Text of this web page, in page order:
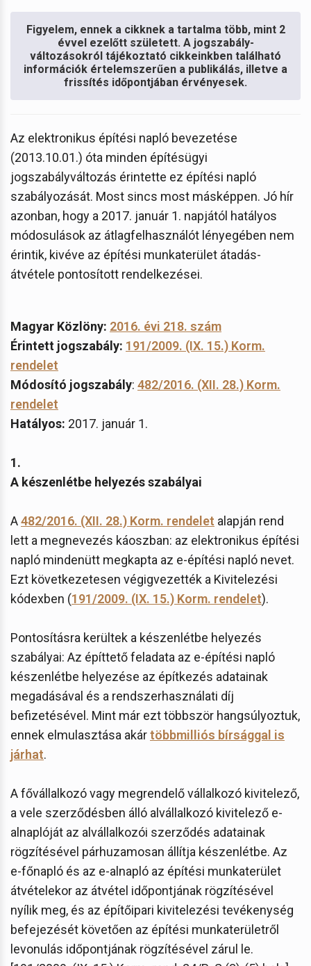
Figyelem, ennek a cikknek a tartalma több, mint 2
évvel ezelőtt született. A jogszabály-
változásokról tájékoztató cikkeinkben található
információk értelemszerűen a publikálás, illetve a
frissítés időpontjában érvényesek.
Az elektronikus építési napló bevezetése
(2013.10.01.) óta minden építésügyi
jogszabályváltozás érintette ez építési napló
szabályozását. Most sincs most másképpen. Jó hír
azonban, hogy a 2017. január 1. napjától hatályos
módosulások az átlagfelhasználót lényegében nem
érintik, kivéve az építési munkaterület átadás-
átvétele pontosított rendelkezései.
Magyar Közlöny: 2016. évi 218. szám
Érintett jogszabály: 191/2009. (IX. 15.) Korm.
rendelet
Módosító jogszabály: 482/2016. (XII. 28.) Korm.
rendelet
Hatályos: 2017. január 1.
1.
A készenlétbe helyezés szabályai
A482/2016. (XII. 28.) Korm. rendelet alapján rend
lett a megnevezés káoszban: az elektronikus építési
napló mindenütt megkapta az e-építési napló nevet.
Ezt következetesen végigvezették a Kivitelezési
kódexben (191/2009. (IX. 15.) Korm. rendelet).
Pontosításra kerültek a készenlétbe helyezés
szabályai: Az építtető feladata az e-építési napló
készenlétbe helyezése az építkezés adatainak
megadásával és a rendszerhasználati díj
befizetésével. Mint már ezt többször hangsúlyoztuk,
ennek elmulasztása akártöbbmilliós bírsággal is
járhat.
A fővállalkozó vagy megrendelő vállalkozó kivitelező,
a vele szerződésben álló alvállalkozó kivitelező e-
alnaplóját az alvállalkozói szerződés adatainak
rögzítésével párhuzamosan állítja készenlétbe. Az
e-főnapló és az e-alnapló az építési munkaterület
átvételekor az átvétel időpontjának rögzítésével
nyílik meg, és az építőipari kivitelezési tevékenység
befejezését követően az építési munkaterületről
levonulás időpontjának rögzítésével zárul le.